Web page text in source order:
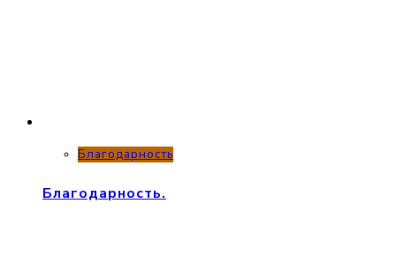
Благодарность
Благодарность.